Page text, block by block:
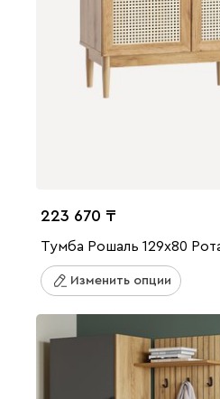
223 670
Тумба Рошаль 129x80
Изменить опции